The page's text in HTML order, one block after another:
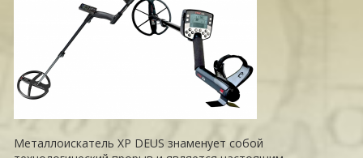
Металлоискатель XP DEUS знаменует собой